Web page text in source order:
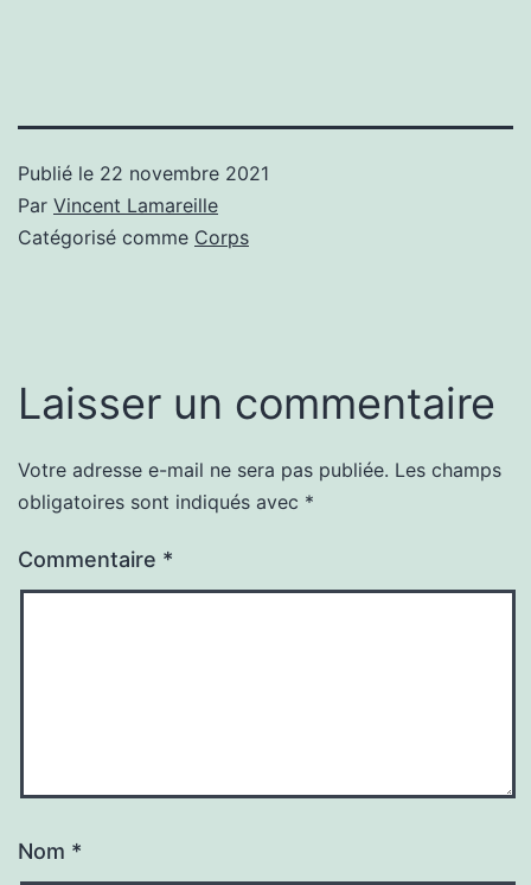
Publié le 22 novembre 2021
Par Vincent Lamareille
Catégorisé comme Corps
Laisser un commentaire
Votre adresse e-mail ne sera pas publiée. Les champs
obligatoires sont indiqués avec *
Commentaire *
Nom *